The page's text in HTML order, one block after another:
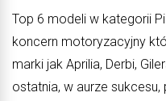
Top 6 modeli w kategorii
koncern motoryzacyjny
marki jak Aprilia, Derbi,
ostatnia, w aurze sukcesu,